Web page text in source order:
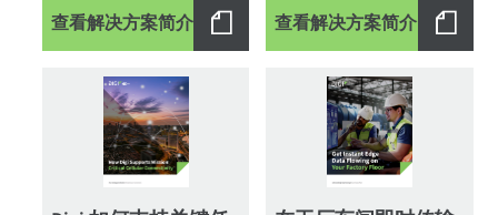
查看解决方案简介 查看解决方案简介